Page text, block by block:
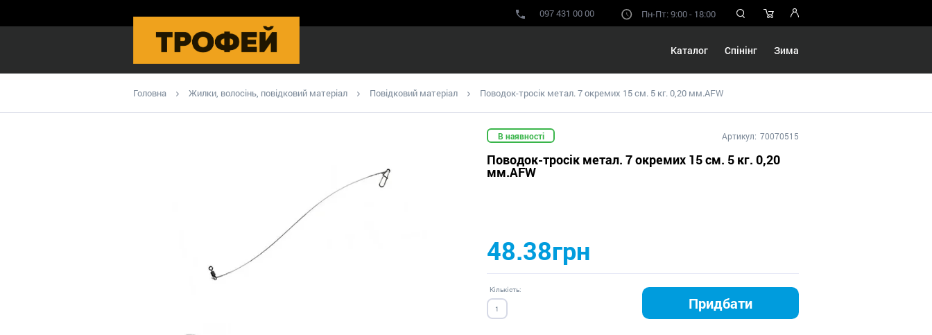
097 431 00 00 Пн-Пт: 9:00 - 18:00
Каталог Спінінг Зима
Головна Жилки, волосінь, повідковий матеріал Повідковий матеріал Поводок-тросік метал. 7 окремих 15 см. 5 кг. 0,20 мм.AFW
В наявності Артикул: 70070515
Поводок-тросік метал. 7 окремих 15 см. 5 кг. 0,20
мм.AFW
48.38грн
Кількість:
Придбати